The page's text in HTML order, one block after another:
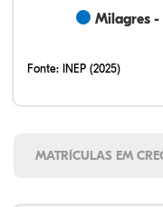
Milagres -
Fonte: INEP (2025)
MATRÍCULAS EM